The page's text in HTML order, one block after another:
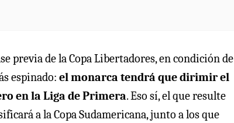
previa de la Copa Libertadores, en condición de
espinado: el monarca tendrá que dirimir el
en la Liga de Primera. Eso sí, el que resulte
a la Copa Sudamericana, junto a los que